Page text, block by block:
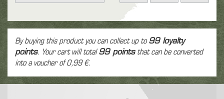
By buying this product you can collect up to99loyalty
points. Your cart will total99pointsthat can be converted
into a voucher of0,99 €.